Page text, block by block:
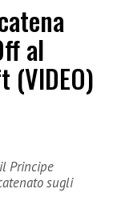
al
(VIDEO)
Principe
sugli